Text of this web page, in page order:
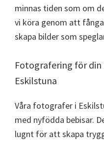
minnas tiden som om
vi köra genom att
skapa bilder som
Fotografering för din
Eskilstuna
Våra fotografer i
med nyfödda bebisar.
lugnt för att skapa